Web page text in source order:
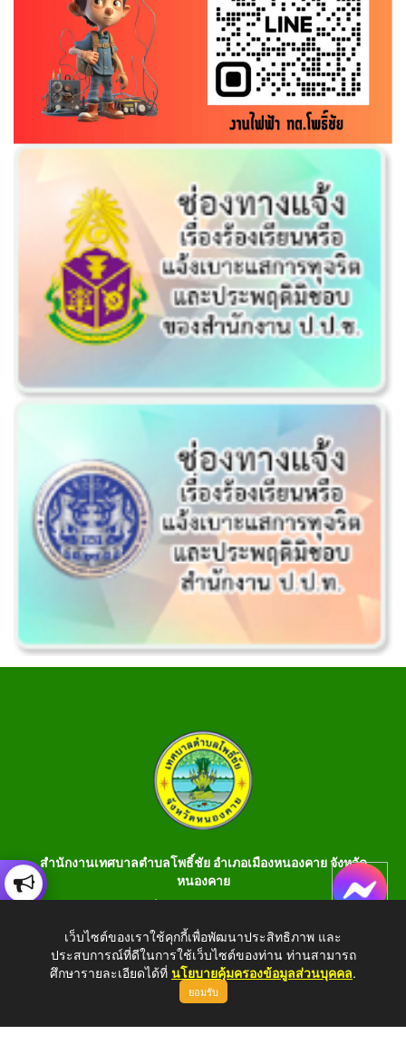
สำนักงานเทศบาลตำบลโพธิ์ชัย อำเภอเมืองหนองคาย จังหวัด
หนองคาย
990401 โทรสาร 042-990400
E-Saraban : saraban_05430106@dla.go.th
เว็บไซต์ของเราใช้คุกกี้เพื่อพัฒนาประสิทธิภาพ และ
ประสบการณ์ที่ดีในการใช้เว็บไซต์ของท่าน ท่านสามารถ
ศึกษารายละเอียดได้ที่ นโยบายคุ้มครองข้อมูลส่วนบุคคล.
ยอมรับ